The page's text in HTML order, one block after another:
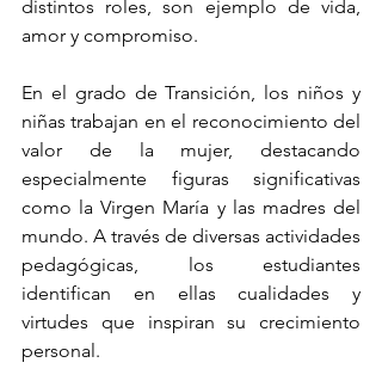
distintos roles, son ejemplo de vida,
amor y compromiso.
En el grado de Transición, los niños y
niñas trabajan en el reconocimiento del
valor de la mujer, destacando
especialmente figuras significativas
como la Virgen María y las madres del
mundo. A través de diversas actividades
pedagógicas, los estudiantes
identifican en ellas cualidades y
virtudes que inspiran su crecimiento
personal.